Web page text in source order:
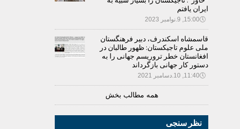
ایران یافتم
🕔15:00, 9.نوامبر 2023
قاسمشاه اسکندرف، دبیر فرهنگستان
ملی علوم تاجیکستان: ظهور طالبان در
افغانستان خطر تروریسم جهانی را به
دستور کار جهانی بازگرداند
🕔11:40, 10.دسامبر 2021
همه مطالب بخش
نظر سنجی